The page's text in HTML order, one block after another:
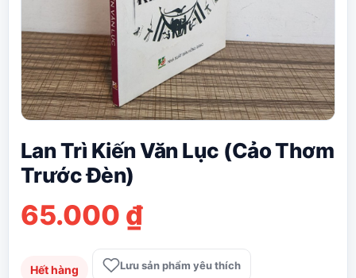
Lan Trì Kiến Văn Lục (Cảo Thơm
Trước Đèn)
65.000 ₫
Hết hàng Lưu sản phẩm yêu thích